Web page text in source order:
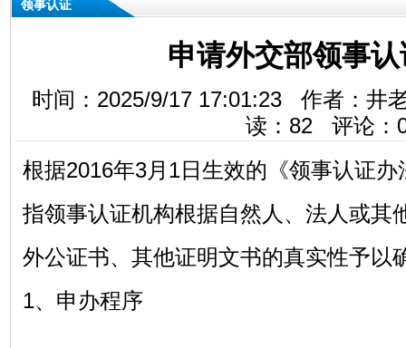
领事认证
申请外交部领事
时间：2025/9/17 17:01:23 作者：
读： 82评论：
根据2016年3月1日生效的《领事认证
指领事认证机构根据自然人、法人或其
外公证书、其他证明文书的真实性予以
1、申办程序